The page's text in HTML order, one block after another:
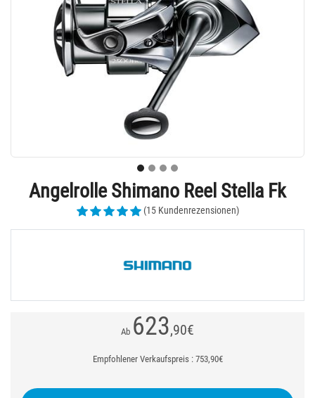
Angelrolle Shimano Reel Stella Fk
(15 Kundenrezensionen)
Ab 623,90€
Empfohlener Verkaufspreis : 753,90€